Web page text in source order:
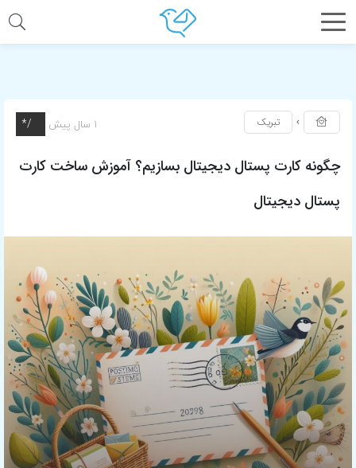
1 سال پیش تبریک
چگونه کارت پستال دیجیتال بسازیم؟ آموزش ساخت کارت
پستال دیجیتال